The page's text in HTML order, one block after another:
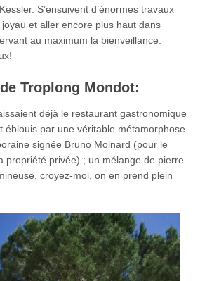
S’ensuivent d’énormes travaux
et aller encore plus haut dans
au maximum la bienveillance.
Troplong Mondot:
déjà le restaurant gastronomique
éblouis par une véritable métamorphose
signée Bruno Moinard (pour le
propriété privée) ; un mélange de pierre
croyez-moi, on en prend plein